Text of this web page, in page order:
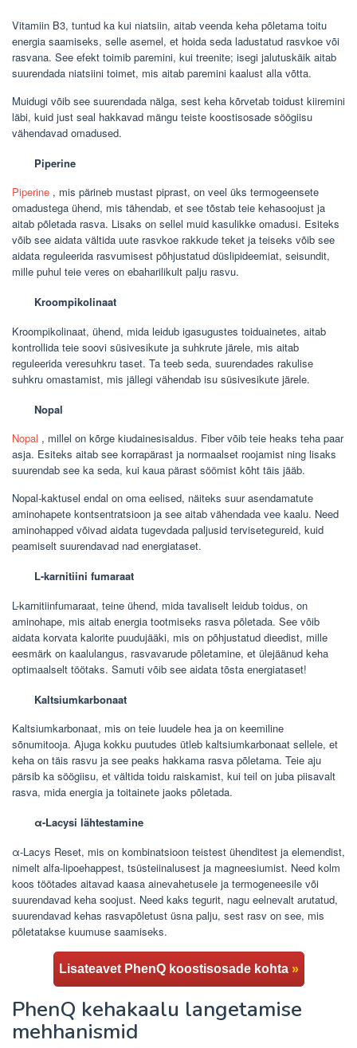
Vitamiin B3, tuntud ka kui niatsiin, aitab veenda keha põletama toitu
energia saamiseks, selle asemel, et hoida seda ladustatud rasvkoe või
rasvana. See efekt toimib paremini, kui treenite; isegi jalutuskäik aitab
suurendada niatsiini toimet, mis aitab paremini kaalust alla võtta.
Muidugi võib see suurendada nälga, sest keha kõrvetab toidust kiiremini
läbi, kuid just seal hakkavad mängu teiste koostisosade söögiisu
vähendavad omadused.
Piperine
Piperine , mis pärineb mustast piprast, on veel üks termogeensete
omadustega ühend, mis tähendab, et see tõstab teie kehasoojust ja
aitab põletada rasva. Lisaks on sellel muid kasulikke omadusi. Esiteks
võib see aidata vältida uute rasvkoe rakkude teket ja teiseks võib see
aidata reguleerida rasvumisest põhjustatud düslipideemiat, seisundit,
mille puhul teie veres on ebaharilikult palju rasvu.
Kroompikolinaat
Kroompikolinaat, ühend, mida leidub igasugustes toiduainetes, aitab
kontrollida teie soovi süsivesikute ja suhkrute järele, mis aitab
reguleerida veresuhkru taset. Ta teeb seda, suurendades rakulise
suhkru omastamist, mis jällegi vähendab isu süsivesikute järele.
Nopal
Nopal , millel on kõrge kiudainesisaldus. Fiber võib teie heaks teha paar
asja. Esiteks aitab see korrapärast ja normaalset roojamist ning lisaks
suurendab see ka seda, kui kaua pärast söömist kõht täis jääb.
Nopal-kaktusel endal on oma eelised, näiteks suur asendamatute
aminohapete kontsentratsioon ja see aitab vähendada vee kaalu. Need
aminohapped võivad aidata tugevdada paljusid tervisetegureid, kuid
peamiselt suurendavad nad energiataset.
L-karnitiini fumaraat
L-karnitiinfumaraat, teine ​​ühend, mida tavaliselt leidub toidus, on
aminohape, mis aitab energia tootmiseks rasva põletada. See võib
aidata korvata kalorite puudujääki, mis on põhjustatud dieedist, mille
eesmärk on kaalulangus, rasvavarude põletamine, et ülejäänud keha
optimaalselt töötaks. Samuti võib see aidata tõsta energiataset!
Kaltsiumkarbonaat
Kaltsiumkarbonaat, mis on teie luudele hea ja on keemiline
sõnumitooja. Ajuga kokku puutudes ütleb kaltsiumkarbonaat sellele, et
keha on täis rasvu ja see peaks hakkama rasva põletama. Teie aju
pärsib ka söögiisu, et vältida toidu raiskamist, kui teil on juba piisavalt
rasva, mida energia ja toitainete jaoks põletada.
α-Lacysi lähtestamine
α-Lacys Reset, mis on kombinatsioon teistest ühenditest ja elemendist,
nimelt alfa-lipoehappest, tsüsteiinalusest ja magneesiumist. Need kolm
koos töötades aitavad kaasa ainevahetusele ja termogeneesile või
suurendavad keha soojust. Need kaks tegurit, nagu eelnevalt arutatud,
suurendavad kehas rasvapõletust üsna palju, sest rasv on see, mis
põletatakse kuumuse saamiseks.
Lisateavet PhenQ koostisosade kohta »
PhenQ kehakaalu langetamise
mehhanismid